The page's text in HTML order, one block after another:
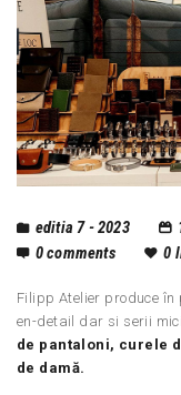
editia 7 - 2023
0comments 0
Filipp Atelier produce
en-detail dar si serii
de pantaloni, curele
de damă.